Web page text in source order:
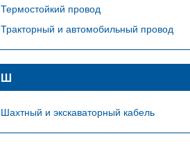
Термостойкий провод
Тракторный и автомобильный провод
Ш
Шахтный и экскаваторный кабель